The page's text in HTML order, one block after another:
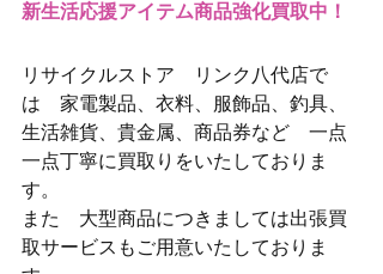
新生活応援アイテム商品強化買取中！
リサイクルストア　リンク八代店で
は　家電製品、衣料、服飾品、釣具、
生活雑貨、貴金属、商品券など　一点
一点丁寧に買取りをいたしておりま
す。
また　大型商品につきましては出張買
取サービスもご用意いたしておりま